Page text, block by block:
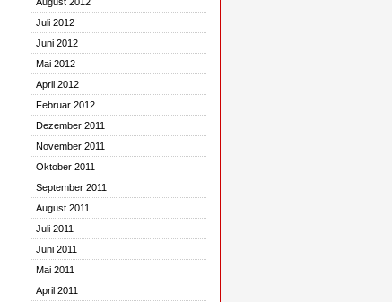
Juli 2012
Juni 2012
Mai 2012
April 2012
Februar 2012
Dezember 2011
November 2011
Oktober 2011
September 2011
August 2011
Juli 2011
Juni 2011
Mai 2011
April 2011